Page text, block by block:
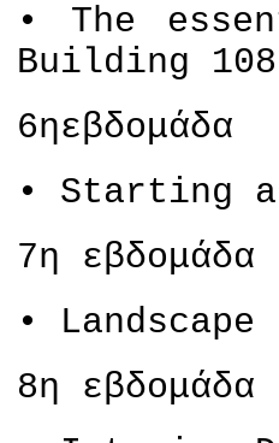
• The
Building
6ηεβδομάδα
• Starting a
7η εβδομάδα
• Landscape
8η εβδομάδα